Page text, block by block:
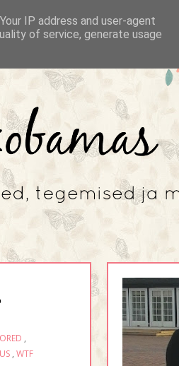
,
, WTF
IP address and user-agent
of service, generate usage